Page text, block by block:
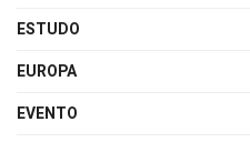
ESTUDO
EUROPA
EVENTO